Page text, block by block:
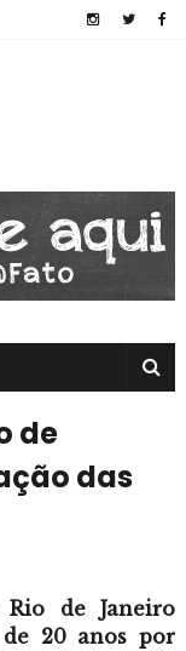
de
das
de Janeiro
20 anos por